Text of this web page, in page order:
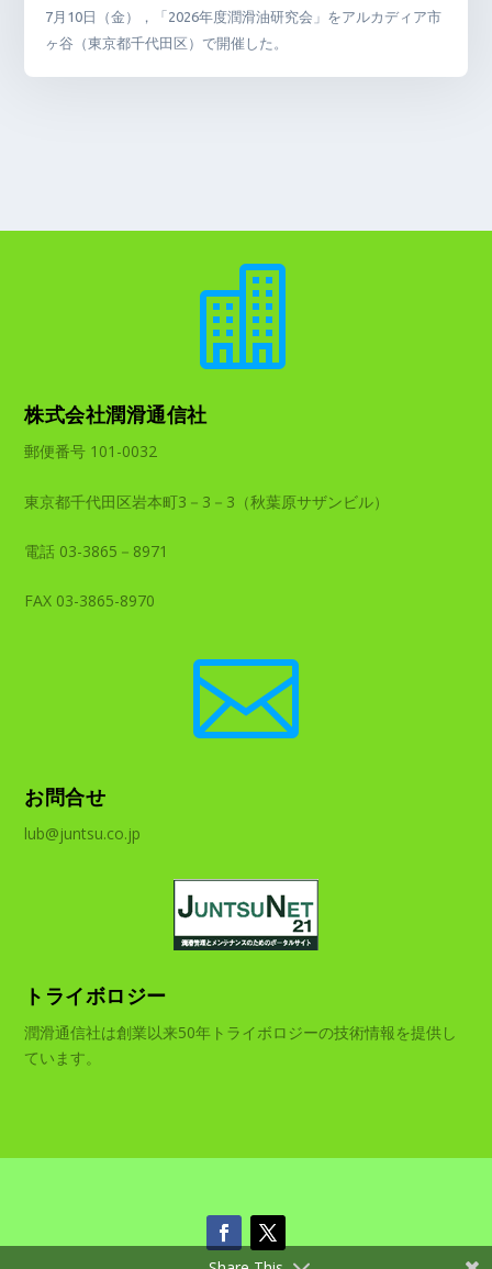
7月10日（金），「2026年度潤滑油研究会」をアルカディア市
ヶ谷（東京都千代田区）で開催した。

株式会社潤滑通信社
郵便番号 101-0032
東京都千代田区岩本町3－3－3（秋葉原サザンビル）
電話 03-3865－8971
FAX 03-3865-8970

お問合せ
lub@juntsu.co.jp
トライボロジー
潤滑通信社は創業以来50年トライボロジーの技術情報を提供し
ています。